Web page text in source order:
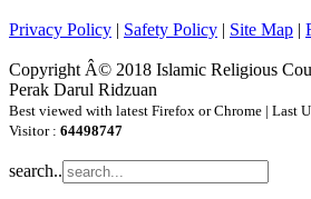
Privacy Policy | Safety Policy | Site Map |
Copyright Â© 2018 Islamic Religious
Perak Darul Ridzuan
Best viewed with latest Firefox or Chrome | Last
Visitor : 64498747
search..